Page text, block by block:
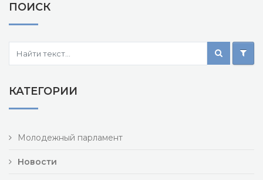
ПОИСК
КАТЕГОРИИ
Молодежный парламент
Новости